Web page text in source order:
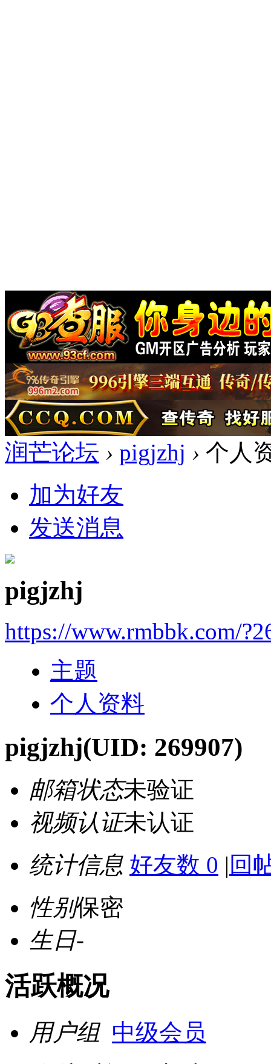
润芒论坛 › pigjzhj › 个人
加为好友
发送消息
pigjzhj
https://www.rmbbk.com/
主题
个人资料
pigjzhj(UID: 269907)
邮箱状态未验证
视频认证未认证
统计信息 好友数 0 | 回
性别保密
生日-
活跃概况
用户组 中级会员